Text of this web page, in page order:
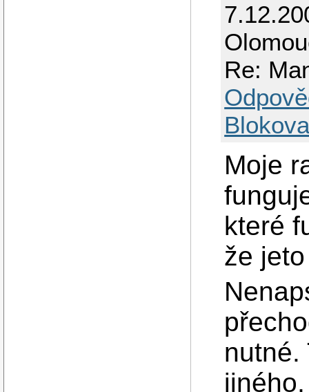
Re:
Moje
které
že
nutné.